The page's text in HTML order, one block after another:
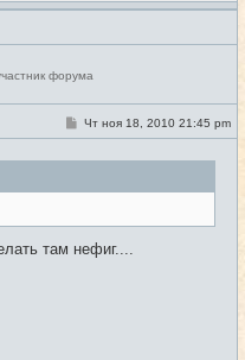
форума
#17
С
о
б
е
Чт ноя 18, 2010 21:45 pm
там нефиг....